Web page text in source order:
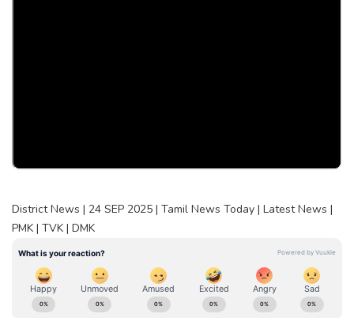
District News | 24 SEP 2025 | Tamil News Today | Latest News |
PMK | TVK | DMK